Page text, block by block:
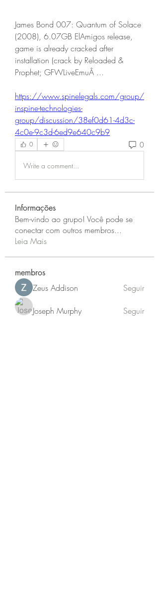
James Bond 007: Quantum of Solace
(2008), 6.07GB ElAmigos release,
game is already cracked after
installation (crack by Reloaded &
Prophet; GFWLiveEmuÂ ...
https://www.spinelegals.com/group/
inspine-technologies-
group/discussion/38ef0d61-4d3c-
4c0e-9c3d-6ed9e640c9b9
0 0
Write a comment...
Informações
Bem-vindo ao grupo! Você pode se
conectar com outros membros...
Leia Mais
membros
Zeus Addison Seguir
Joseph Murphy Seguir